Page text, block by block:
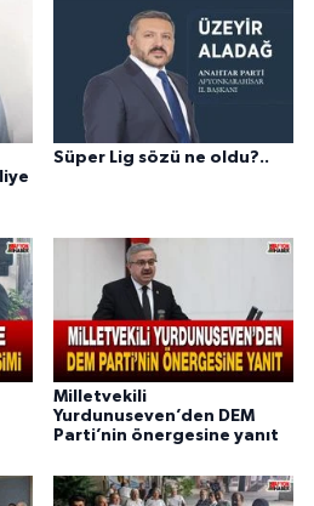
Süper Lig sözü ne oldu?..
Milletvekili
Yurdunuseven’den DEM
Parti’nin önergesine yanıt